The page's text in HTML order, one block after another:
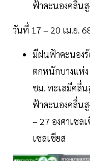
ฟ้าคะนองคลื่นสู
วันที่ 17 – 20 เม.ย.
มีฝนฟ้าคะนอง
ตกหนักบางแห่ง
ชม. ทะเลมีคลื่
ฟ้าคะนองคลื่นสู
– 27 องศาเซล
เซลเซียส